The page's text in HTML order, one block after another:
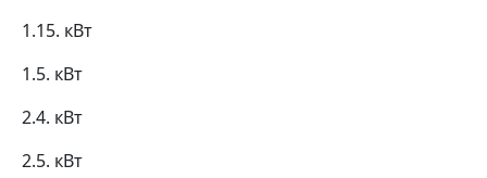
1.15. кВт
1.5. кВт
2.4. кВт
2.5. кВт